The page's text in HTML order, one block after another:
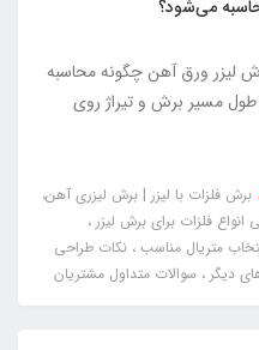
می‌شود؟
لیزر ورق آهن چگونه محاسبه
مسیر برش و تیراژ روی
برش فلزات با لیزر | برش لیزری آهن،
انواع فلزات برای برش لیزر
متریال مناسب نکات طراحی
دیگر سوالات متداول مشتریان